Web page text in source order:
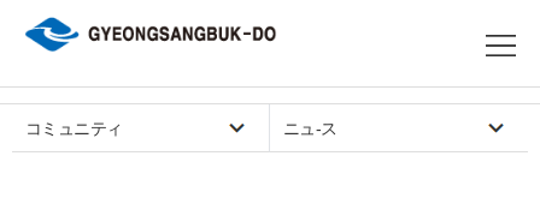
コミュニティ ニュ-ス